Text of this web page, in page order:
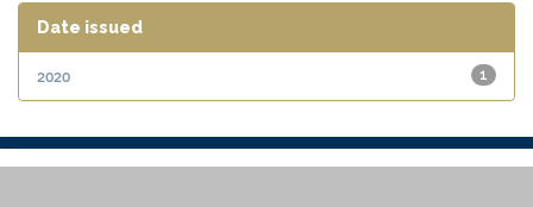
Date issued
1
2020